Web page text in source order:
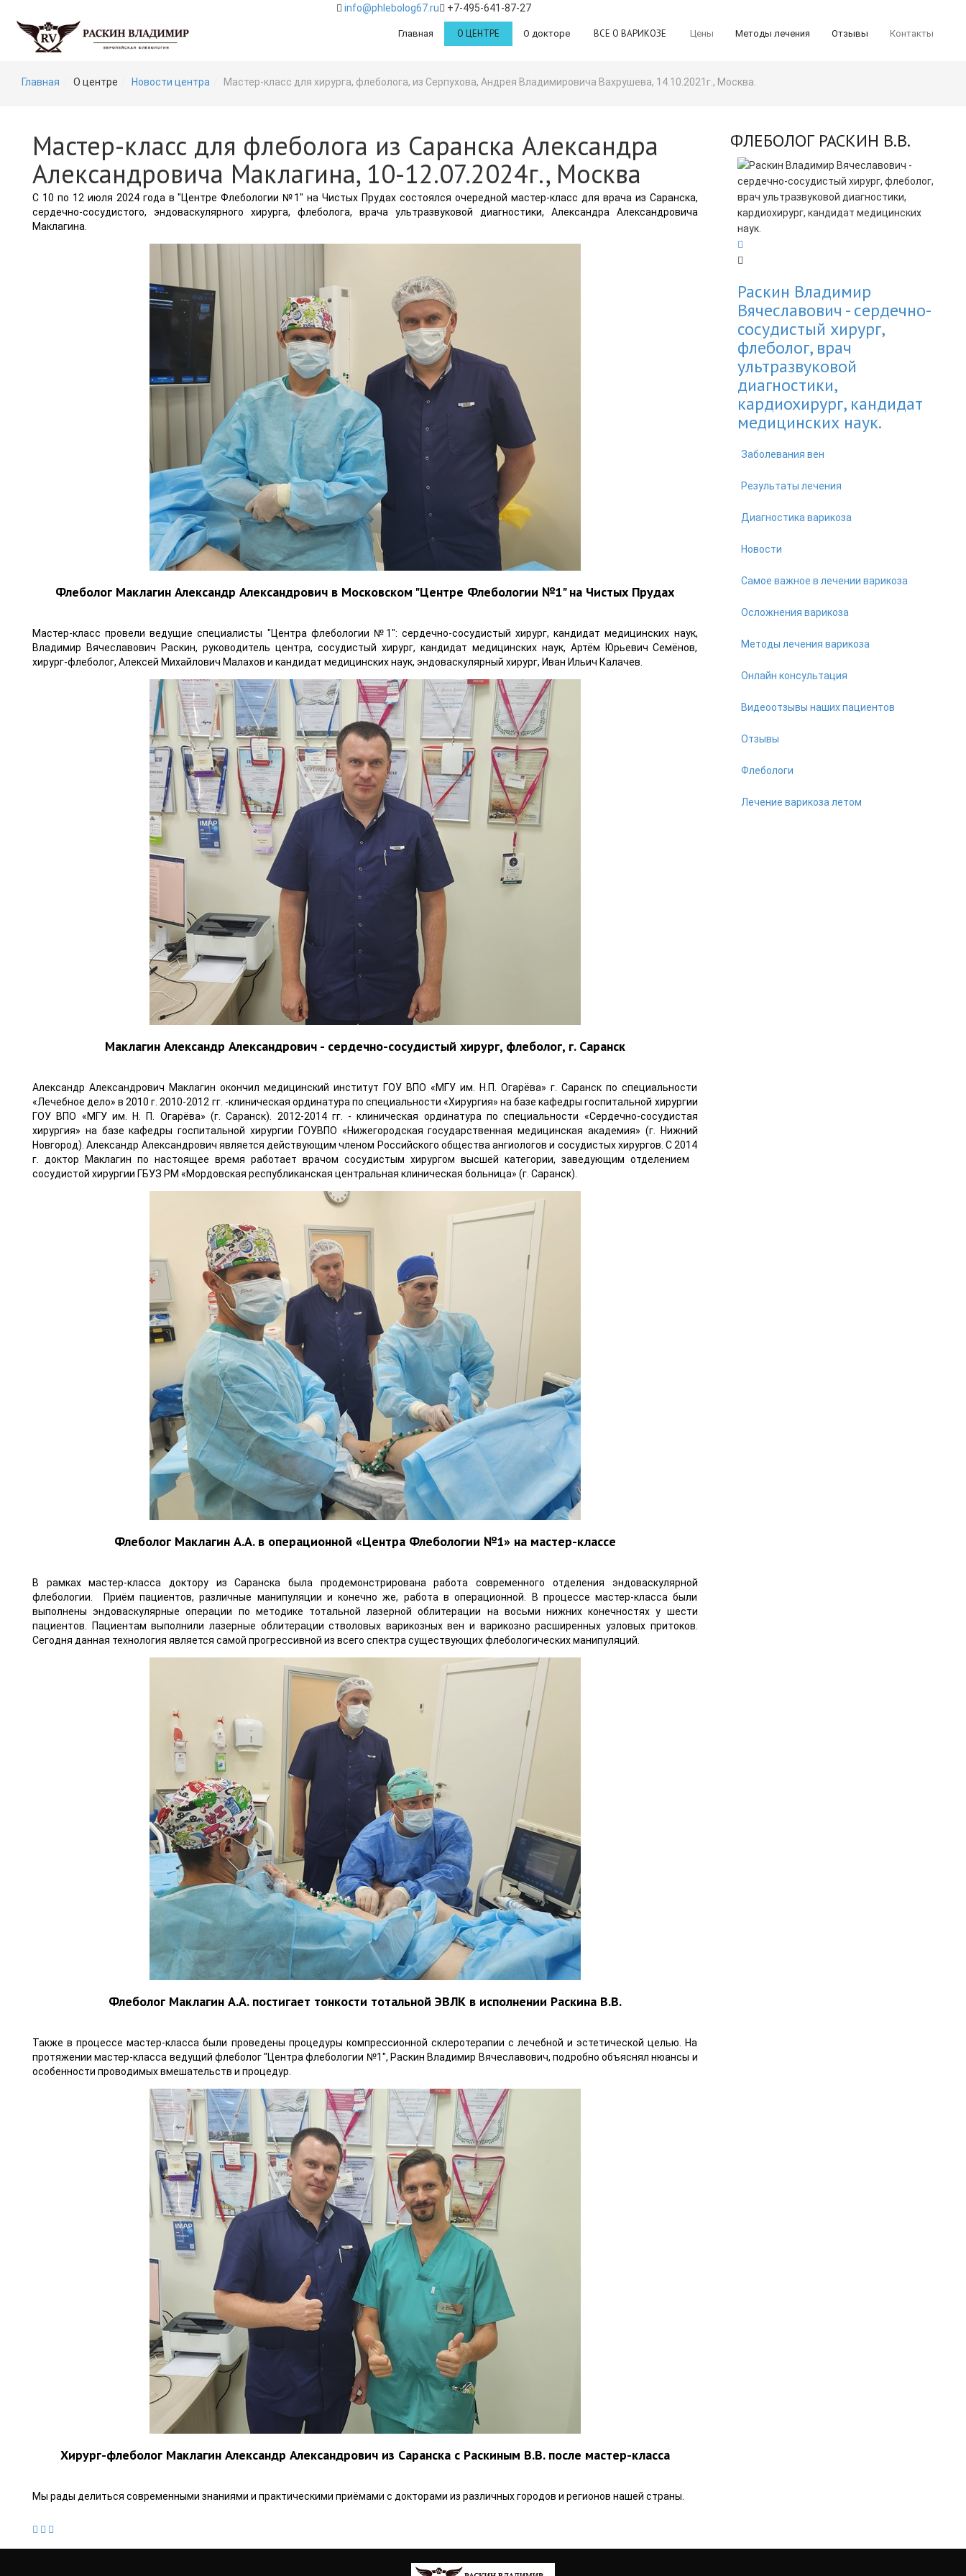
info@phlebolog67.ru +7-495-641-87-27
Главная О ЦЕНТРЕ О докторе ВСЕ О ВАРИКОЗЕ Цены Методы лечения Отзывы Контакты
Главная О центре Новости центра Мастер-класс для хирурга, флеболога, из Серпухова, Андрея Владимировича Вахрушева, 14.10.2021г., Москва.
Мастер-класс для флеболога из Саранска Александра
Александровича Маклагина, 10-12.07.2024г., Москва
С 10 по 12 июля 2024 года в "Центре Флебологии №1" на Чистых Прудах состоялся очередной мастер-класс для врача из Саранска,
сердечно-сосудистого, эндоваскулярного хирурга, флеболога, врача ультразвуковой диагностики, Александра Александровича
Маклагина.
Флеболог Маклагин Александр Александрович в Московском "Центре Флебологии №1" на Чистых Прудах
Мастер-класс провели ведущие специалисты "Центра флебологии №1": сердечно-сосудистый хирург, кандидат медицинских наук,
Владимир Вячеславович Раскин, руководитель центра, сосудистый хирург, кандидат медицинских наук, Артём Юрьевич Семёнов,
хирург-флеболог, Алексей Михайлович Малахов и кандидат медицинских наук, эндоваскулярный хирург, Иван Ильич Калачев.
Маклагин Александр Александрович - сердечно-сосудистый хирург, флеболог, г. Саранск
Александр Александрович Маклагин окончил медицинский институт ГОУ ВПО «МГУ им. Н.П. Огарёва» г. Саранск по специальности
«Лечебное дело» в 2010 г. 2010-2012 гг. -клиническая ординатура по специальности «Хирургия» на базе кафедры госпитальной хирургии
ГОУ ВПО «МГУ им. Н. П. Огарёва» (г. Саранск). 2012-2014 гг. - клиническая ординатура по специальности «Сердечно-сосудистая
хирургия» на базе кафедры госпитальной хирургии ГОУВПО «Нижегородская государственная медицинская академия» (г. Нижний
Новгород). Александр Александрович является действующим членом Российского общества ангиологов и сосудистых хирургов. С 2014
г. доктор Маклагин по настоящее время работает врачом сосудистым хирургом высшей категории, заведующим отделением
сосудистой хирургии ГБУЗ РМ «Мордовская республиканская центральная клиническая больница» (г. Саранск).
Флеболог Маклагин А.А. в операционной «Центра Флебологии №1» на мастер-классе
В рамках мастер-класса доктору из Саранска была продемонстрирована работа современного отделения эндоваскулярной
флебологии. Приём пациентов, различные манипуляции и конечно же, работа в операционной. В процессе мастер-класса были
выполнены эндоваскулярные операции по методике тотальной лазерной облитерации на восьми нижних конечностях у шести
пациентов. Пациентам выполнили лазерные облитерации стволовых варикозных вен и варикозно расширенных узловых притоков.
Сегодня данная технология является самой прогрессивной из всего спектра существующих флебологических манипуляций.
Флеболог Маклагин А.А. постигает тонкости тотальной ЭВЛК в исполнении Раскина В.В.
Также в процессе мастер-класса были проведены процедуры компрессионной склеротерапии с лечебной и эстетической целью. На
протяжении мастер-класса ведущий флеболог "Центра флебологии №1", Раскин Владимир Вячеславович, подробно объяснял нюансы и
особенности проводимых вмешательств и процедур.
Хирург-флеболог Маклагин Александр Александрович из Саранска с Раскиным В.В. после мастер-класса
Мы рады делиться современными знаниями и практическими приёмами с докторами из различных городов и регионов нашей страны.
ФЛЕБОЛОГ РАСКИН В.В.
Раскин Владимир
Вячеславович - cердечно-
сосудистый хирург,
флеболог, врач
ультразвуковой
диагностики,
кардиохирург, кандидат
медицинских наук.
Заболевания вен
Результаты лечения
Диагностика варикоза
Новости
Самое важное в лечении варикоза
Осложнения варикоза
Методы лечения варикоза
Онлайн консультация
Видеоотзывы наших пациентов
Отзывы
Флебологи
Лечение варикоза летом